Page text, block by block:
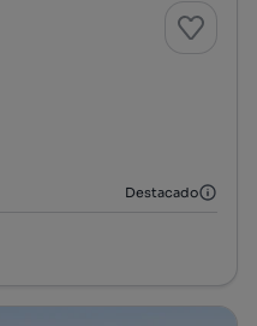
Destacado